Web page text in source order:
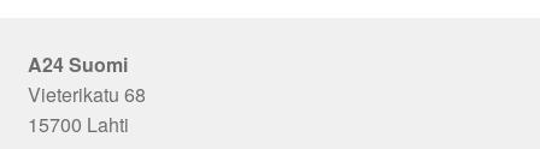
A24 Suomi
Vieterikatu 68
15700 Lahti